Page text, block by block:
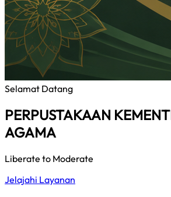
Selamat Datang
PERPUSTAKAAN
AGAMA
Liberate to Moderate
Jelajahi Layanan